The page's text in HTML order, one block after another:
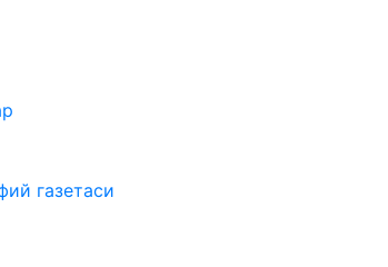
газетаси